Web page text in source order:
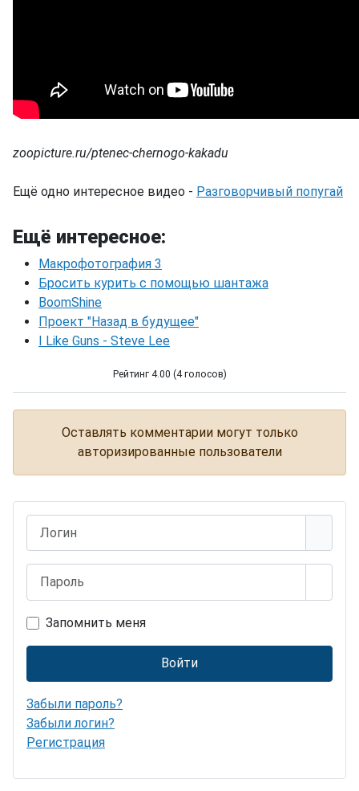
zoopicture.ru/ptenec-chernogo-kakadu
Ещё одно интересное видео - Разговорчивый попугай
Ещё интересное:
Макрофотография 3
Бросить курить с помощью шантажа
BoomShine
Проект "Назад в будущее"
I Like Guns - Steve Lee
Рейтинг 4.00 (4 голосов)
Оставлять комментарии могут только
авторизированные пользователи
Запомнить меня
Войти
Забыли пароль?
Забыли логин?
Регистрация